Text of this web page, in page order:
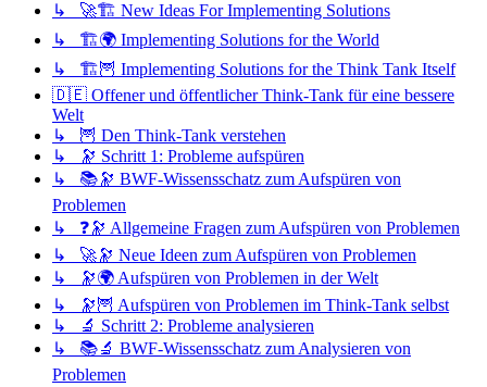
↳ 🚀🏗️ New Ideas For Implementing Solutions
↳ 🏗️🌍 Implementing Solutions for the World
↳ 🏗️🦉 Implementing Solutions for the Think Tank Itself
🇩🇪 Offener und öffentlicher Think-Tank für eine bessere
Welt
↳ 🦉 Den Think-Tank verstehen
↳ 🔭 Schritt 1: Probleme aufspüren
↳ 📚🔭 BWF-Wissensschatz zum Aufspüren von
Problemen
↳ ❓🔭 Allgemeine Fragen zum Aufspüren von Problemen
↳ 🚀🔭 Neue Ideen zum Aufspüren von Problemen
↳ 🔭🌍 Aufspüren von Problemen in der Welt
↳ 🔭🦉 Aufspüren von Problemen im Think-Tank selbst
↳ 🔬 Schritt 2: Probleme analysieren
↳ 📚🔬 BWF-Wissensschatz zum Analysieren von
Problemen